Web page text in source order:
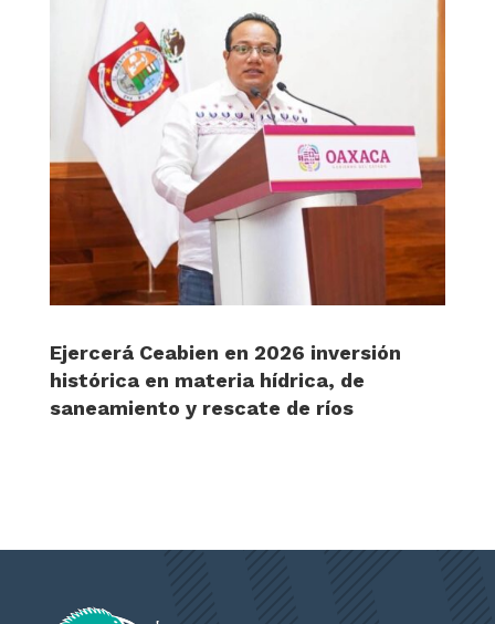
Ejercerá Ceabien en 2026 inversión
histórica en materia hídrica, de
saneamiento y rescate de ríos